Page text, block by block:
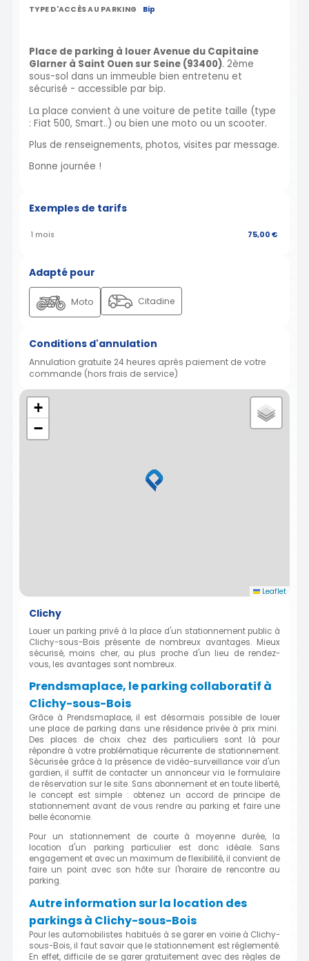
TYPE D'ACCÈS AU PARKING Bip
Place de parking à louer Avenue du Capitaine
Glarner à Saint Ouen sur Seine (93400). 2ème
sous-sol dans un immeuble bien entretenu et
sécurisé - accessible par bip.
La place convient à une voiture de petite taille (type
: Fiat 500, Smart..) ou bien une moto ou un scooter.
Plus de renseignements, photos, visites par message.
Bonne journée !
Exemples de tarifs
1 mois 75,00 €
Adapté pour
Moto Citadine
Conditions d'annulation
Annulation gratuite 24 heures après paiement de votre
commande (hors frais de service)
+
−
Leaflet
Clichy
Louer un parking privé à la place d'un stationnement public à
Clichy-sous-Bois présente de nombreux avantages. Mieux
sécurisé, moins cher, au plus proche d'un lieu de rendez-
vous, les avantages sont nombreux.
Prendsmaplace, le parking collaboratif à
Clichy-sous-Bois
Grâce à Prendsmaplace, il est désormais possible de louer
une place de parking dans une résidence privée à prix mini.
Des places de choix chez des particuliers sont là pour
répondre à votre problématique récurrente de stationnement.
Sécurisée grâce à la présence de vidéo-surveillance voir d'un
gardien, il suffit de contacter un annonceur via le formulaire
de réservation sur le site. Sans abonnement et en toute liberté,
le concept est simple : obtenez un accord de principe de
stationnement avant de vous rendre au parking et faire une
belle économie.
Pour un stationnement de courte à moyenne durée, la
location d'un parking particulier est donc idéale. Sans
engagement et avec un maximum de flexibilité, il convient de
faire un point avec son hôte sur l'horaire de rencontre au
parking.
Autre information sur la location des
parkings à Clichy-sous-Bois
Pour les automobilistes habitués à se garer en voirie à Clichy-
sous-Bois, il faut savoir que le stationnement est réglementé.
En effet, difficile de se garer gratuitement avec des règles de